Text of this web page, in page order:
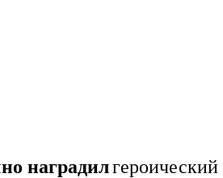
наградил